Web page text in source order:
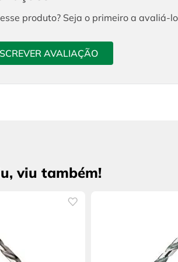
produto? Seja o primeiro a avaliá-
AVALIAÇÃO
viu também!